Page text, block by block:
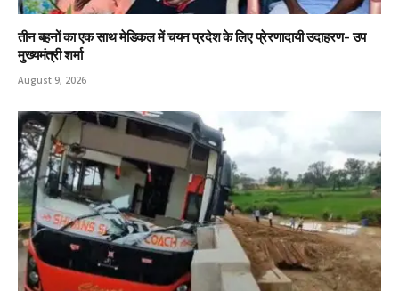
तीन बहनों का एक साथ मेडिकल में चयन प्रदेश के लिए प्रेरणादायी उदाहरण- उप
मुख्यमंत्री शर्मा
August 9, 2026